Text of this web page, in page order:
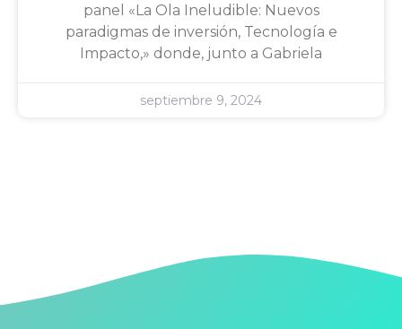
panel «La Ola Ineludible: Nuevos
paradigmas de inversión, Tecnología e
Impacto,» donde, junto a Gabriela
septiembre 9, 2024